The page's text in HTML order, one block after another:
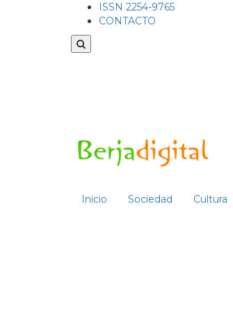
ISSN 2254-9765
CONTACTO
Inicio Sociedad Cultura